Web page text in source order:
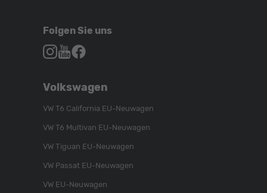
Folgen Sie uns
Autohaus
Sie
Instagram
Autohaus
Sie
unser
Kanal
Sie
Facebook
Volkswagen
VW T6 California EU-Neuwagen
VW T6 Multivan EU-Neuwagen
VW Tiguan EU-Neuwagen
VW Passat EU-Neuwagen
VW EU-Neuwagen